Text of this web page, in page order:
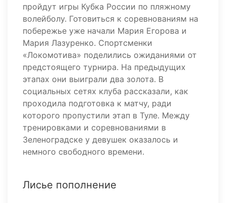
пройдут игры Кубка России по пляжному
волейболу. Готовиться к соревнованиям на
побережье уже начали Мария Егорова и
Мария Лазуренко. Спортсменки
«Локомотива» поделились ожиданиями от
предстоящего турнира. На предыдущих
этапах они выиграли два золота. В
социальных сетях клуба рассказали, как
проходила подготовка к матчу, ради
которого пропустили этап в Туле. Между
тренировками и соревнованиями в
Зеленоградске у девушек оказалось и
немного свободного времени.
Лисье пополнение